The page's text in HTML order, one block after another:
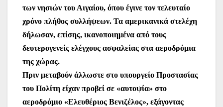
των νησιών του Αιγαίου, όπου έγινε τον τελευταίο
χρόνο πλήθος συλλήψεων. Τα αμερικανικά στελέχη
δήλωσαν, επίσης, ικανοποιημένα από τους
δευτερογενείς ελέγχους ασφαλείας στα αεροδρόμια
της χώρας.
Πριν μεταβούν άλλωστε στο υπουργείο Προστασίας
του Πολίτη είχαν προβεί σε «αυτοψία» στο
αεροδρόμιο «Ελευθέριος Βενιζέλος», εξάγοντας